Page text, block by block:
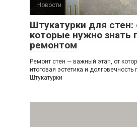
Новости
Штукатурки для стен:
которые нужно знать
ремонтом
Ремонт стен — важный этап, от
итоговая эстетика и
Штукатурки